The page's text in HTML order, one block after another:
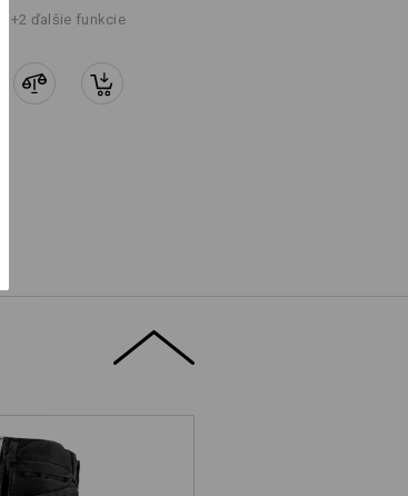
+2 ďalšie funkcie